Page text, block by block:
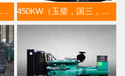
400KW（玉柴，国三，裸机） 450KW（玉柴，国三，裸机）